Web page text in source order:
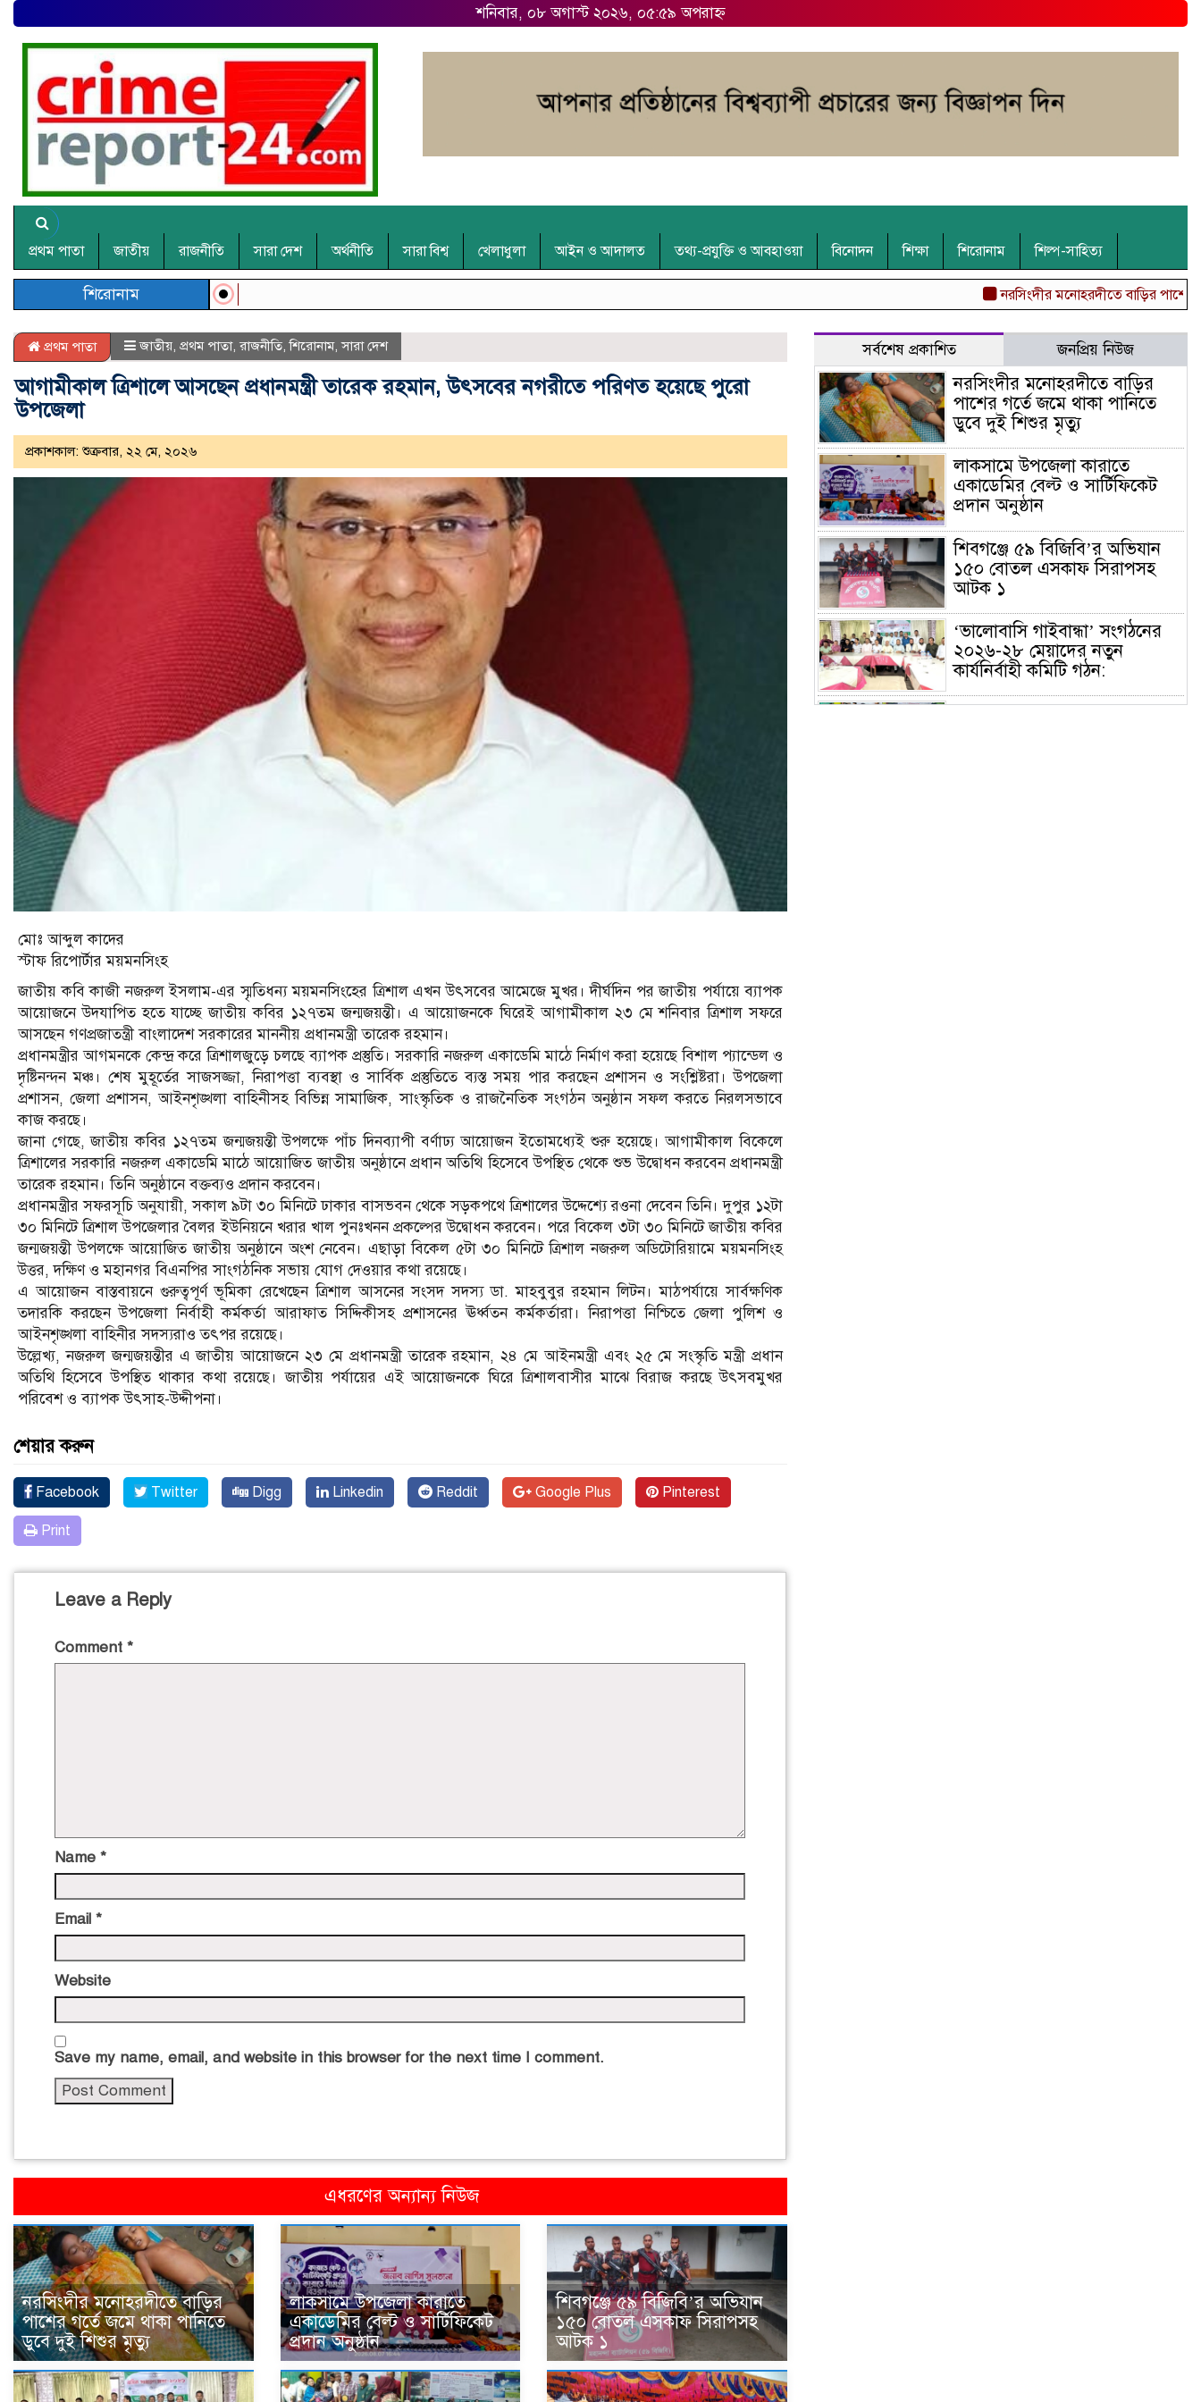
শনিবার, ০৮ অগাস্ট ২০২৬, ০৫:৫৯ অপরাহ্ন
প্রথম পাতা জাতীয় রাজনীতি সারা দেশ অর্থনীতি সারা বিশ্ব খেলাধুলা আইন ও আদালত তথ্য-প্রযুক্তি ও আবহাওয়া বিনোদন শিক্ষা শিরোনাম শিল্প-সাহিত্য
শিরোনাম নরসিংদীর মনোহরদীতে বাড়ির পাশের গর্তে
প্রথম পাতা জাতীয়, প্রথম পাতা, রাজনীতি,শিরোনাম,সারা দেশ
আগামীকাল ত্রিশালে আসছেন প্রধানমন্ত্রী তারেক রহমান, উৎসবের নগরীতে পরিণত হয়েছে পুরো
উপজেলা
প্রকাশকাল: শুক্রবার, ২২ মে, ২০২৬
মোঃ আব্দুল কাদের
স্টাফ রিপোর্টার ময়মনসিংহ
জাতীয় কবি কাজী নজরুল ইসলাম-এর স্মৃতিধন্য ময়মনসিংহের ত্রিশাল এখন উৎসবের আমেজে মুখর। দীর্ঘদিন পর জাতীয় পর্যায়ে ব্যাপক
আয়োজনে উদযাপিত হতে যাচ্ছে জাতীয় কবির ১২৭তম জন্মজয়ন্তী। এ আয়োজনকে ঘিরেই আগামীকাল ২৩ মে শনিবার ত্রিশাল সফরে
আসছেন গণপ্রজাতন্ত্রী বাংলাদেশ সরকারের মাননীয় প্রধানমন্ত্রী তারেক রহমান।
প্রধানমন্ত্রীর আগমনকে কেন্দ্র করে ত্রিশালজুড়ে চলছে ব্যাপক প্রস্তুতি। সরকারি নজরুল একাডেমি মাঠে নির্মাণ করা হয়েছে বিশাল প্যান্ডেল ও
দৃষ্টিনন্দন মঞ্চ। শেষ মুহূর্তের সাজসজ্জা, নিরাপত্তা ব্যবস্থা ও সার্বিক প্রস্তুতিতে ব্যস্ত সময় পার করছেন প্রশাসন ও সংশ্লিষ্টরা। উপজেলা
প্রশাসন, জেলা প্রশাসন, আইনশৃঙ্খলা বাহিনীসহ বিভিন্ন সামাজিক, সাংস্কৃতিক ও রাজনৈতিক সংগঠন অনুষ্ঠান সফল করতে নিরলসভাবে
কাজ করছে।
জানা গেছে, জাতীয় কবির ১২৭তম জন্মজয়ন্তী উপলক্ষে পাঁচ দিনব্যাপী বর্ণাঢ্য আয়োজন ইতোমধ্যেই শুরু হয়েছে। আগামীকাল বিকেলে
ত্রিশালের সরকারি নজরুল একাডেমি মাঠে আয়োজিত জাতীয় অনুষ্ঠানে প্রধান অতিথি হিসেবে উপস্থিত থেকে শুভ উদ্বোধন করবেন প্রধানমন্ত্রী
তারেক রহমান। তিনি অনুষ্ঠানে বক্তব্যও প্রদান করবেন।
প্রধানমন্ত্রীর সফরসূচি অনুযায়ী, সকাল ৯টা ৩০ মিনিটে ঢাকার বাসভবন থেকে সড়কপথে ত্রিশালের উদ্দেশ্যে রওনা দেবেন তিনি। দুপুর ১২টা
৩০ মিনিটে ত্রিশাল উপজেলার বৈলর ইউনিয়নে খরার খাল পুনঃখনন প্রকল্পের উদ্বোধন করবেন। পরে বিকেল ৩টা ৩০ মিনিটে জাতীয় কবির
জন্মজয়ন্তী উপলক্ষে আয়োজিত জাতীয় অনুষ্ঠানে অংশ নেবেন। এছাড়া বিকেল ৫টা ৩০ মিনিটে ত্রিশাল নজরুল অডিটোরিয়ামে ময়মনসিংহ
উত্তর, দক্ষিণ ও মহানগর বিএনপির সাংগঠনিক সভায় যোগ দেওয়ার কথা রয়েছে।
এ আয়োজন বাস্তবায়নে গুরুত্বপূর্ণ ভূমিকা রেখেছেন ত্রিশাল আসনের সংসদ সদস্য ডা. মাহবুবুর রহমান লিটন। মাঠপর্যায়ে সার্বক্ষণিক
তদারকি করছেন উপজেলা নির্বাহী কর্মকর্তা আরাফাত সিদ্দিকীসহ প্রশাসনের ঊর্ধ্বতন কর্মকর্তারা। নিরাপত্তা নিশ্চিতে জেলা পুলিশ ও
আইনশৃঙ্খলা বাহিনীর সদস্যরাও তৎপর রয়েছে।
উল্লেখ্য, নজরুল জন্মজয়ন্তীর এ জাতীয় আয়োজনে ২৩ মে প্রধানমন্ত্রী তারেক রহমান, ২৪ মে আইনমন্ত্রী এবং ২৫ মে সংস্কৃতি মন্ত্রী প্রধান
অতিথি হিসেবে উপস্থিত থাকার কথা রয়েছে। জাতীয় পর্যায়ের এই আয়োজনকে ঘিরে ত্রিশালবাসীর মাঝে বিরাজ করছে উৎসবমুখর
পরিবেশ ও ব্যাপক উৎসাহ-উদ্দীপনা।
শেয়ার করুন
Facebook Twitter Digg Linkedin Reddit Google Plus Pinterest
Print
Leave a Reply
Comment *
Name *
Email *
Website
Save my name, email, and website in this browser for the next time I comment.
এধরণের অন্যান্য নিউজ
নরসিংদীর মনোহরদীতে বাড়ির
পাশের গর্তে জমে থাকা পানিতে
ডুবে দুই শিশুর মৃত্যু
লাকসামে উপজেলা কারাতে
একাডেমির বেল্ট ও সার্টিফিকেট
প্রদান অনুষ্ঠান
শিবগঞ্জে ৫৯ বিজিবি’র অভিযান
১৫০ বোতল এসকাফ সিরাপসহ
আটক ১
সর্বশেষ প্রকাশিত জনপ্রিয় নিউজ
নরসিংদীর মনোহরদীতে বাড়ির
পাশের গর্তে জমে থাকা পানিতে
ডুবে দুই শিশুর মৃত্যু
লাকসামে উপজেলা কারাতে
একাডেমির বেল্ট ও সার্টিফিকেট
প্রদান অনুষ্ঠান
শিবগঞ্জে ৫৯ বিজিবি’র অভিযান
১৫০ বোতল এসকাফ সিরাপসহ
আটক ১
‘ভালোবাসি গাইবান্ধা’ সংগঠনের
২০২৬-২৮ মেয়াদের নতুন
কার্যনির্বাহী কমিটি গঠন: